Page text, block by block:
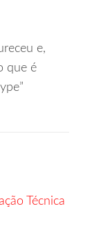
e,
que é
Técnica